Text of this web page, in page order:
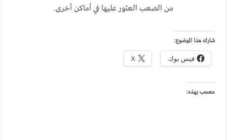
من الصعب العثور عليها في أماكن أخرى.
شارك هذا الموضوع:
فيس بوك X
معجب بهذه: